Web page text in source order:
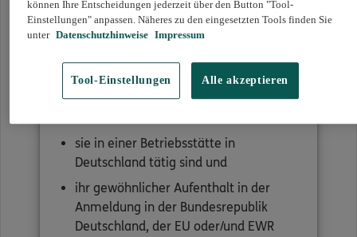
Personenkreis und der Bausteinauswahl
im OAM
Mitarbeiter im ungekündigten
sie in einer Betriebsstätte in
Deutschland tätig sind und
ihr gewöhnlicher Aufenthalt in der
Anmeldung in der Bundesrepublik
Deutschland, der EU oder/und EWR
können Ihre Entscheidungen jederzeit über den Button "Tool-
Einstellungen" anpassen. Näheres zu den eingesetzten Tools finden Sie
unter Datenschutzhinweise Impressum
Tool-Einstellungen Alle akzeptieren